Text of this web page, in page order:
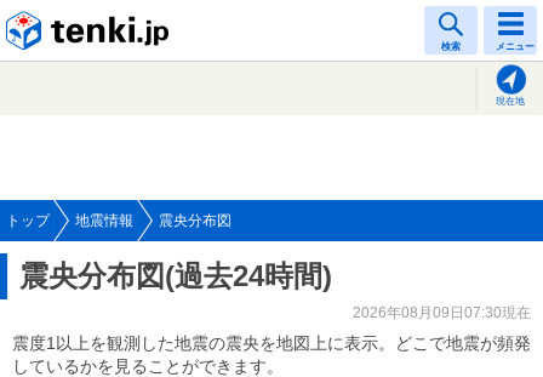
検索 メニュー
現在地
トップ 地震情報 震央分布図
震央分布図(過去24時間)
2026年08月09日07:30現在
震度1以上を観測した地震の震央を地図上に表示。どこで地震が頻発
しているかを見ることができます。